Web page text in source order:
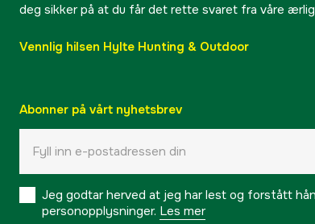
deg sikker på at du får det rette svaret fra våre
Vennlig hilsen Hylte Hunting & Outdoor
Abonner på vårt nyhetsbrev
Jeg godtar herved at jeg har lest og forstått
personopplysninger. Les mer